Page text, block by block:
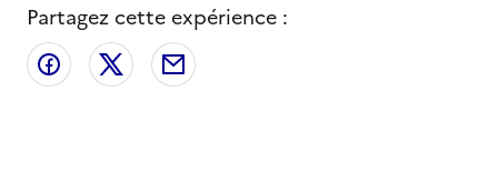
Partagez cette expérience :
Partager sur Facebook
Partager sur X